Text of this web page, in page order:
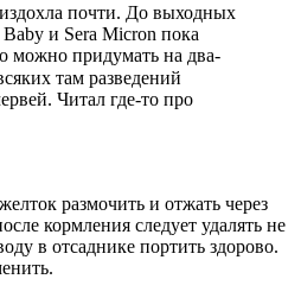
почти. До выходных
и Sera Micron пока
можно придумать на два-
там разведений
Читал где-то про
размочить и отжать через
кормления следует удалять не
в отсаднике портить здорово.